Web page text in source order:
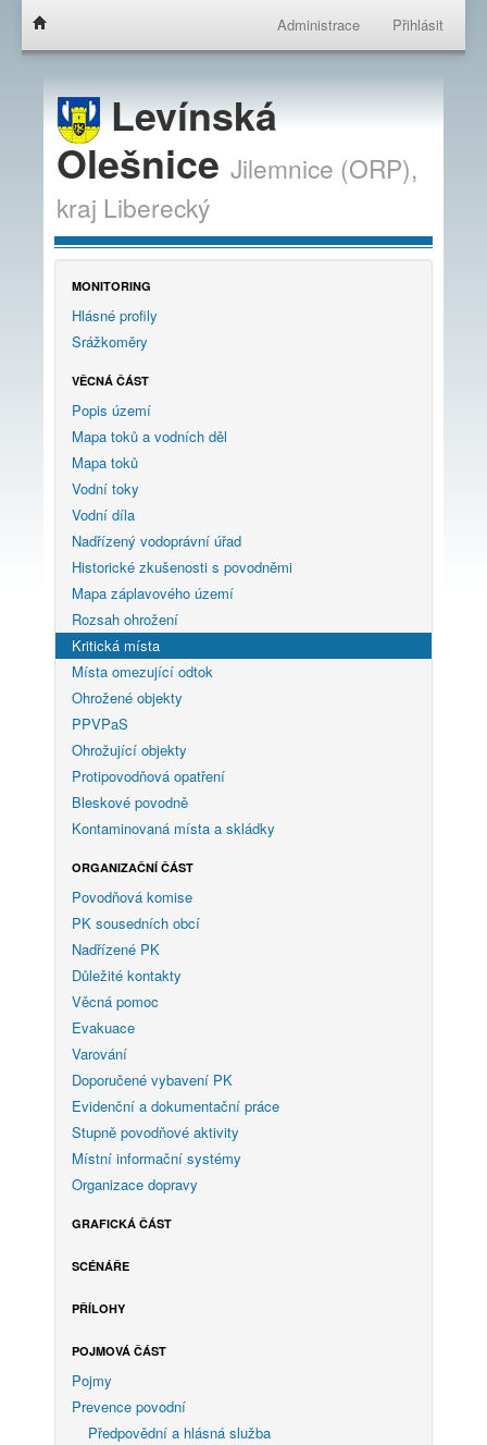
Administrace Přihlásit
Levínská
Olešnice Jilemnice (ORP),
kraj Liberecký
MONITORING
Hlásné profily
Srážkoměry
VĚCNÁ ČÁST
Popis území
Mapa toků a vodních děl
Mapa toků
Vodní toky
Vodní díla
Nadřízený vodoprávní úřad
Historické zkušenosti s povodněmi
Mapa záplavového území
Rozsah ohrožení
Kritická místa
Místa omezující odtok
Ohrožené objekty
PPVPaS
Ohrožující objekty
Protipovodňová opatření
Bleskové povodně
Kontaminovaná místa a skládky
ORGANIZAČNÍ ČÁST
Povodňová komise
PK sousedních obcí
Nadřízené PK
Důležité kontakty
Věcná pomoc
Evakuace
Varování
Doporučené vybavení PK
Evidenční a dokumentační práce
Stupně povodňové aktivity
Místní informační systémy
Organizace dopravy
GRAFICKÁ ČÁST
SCÉNÁŘE
PŘÍLOHY
POJMOVÁ ČÁST
Pojmy
Prevence povodní
Předpovědní a hlásná služba